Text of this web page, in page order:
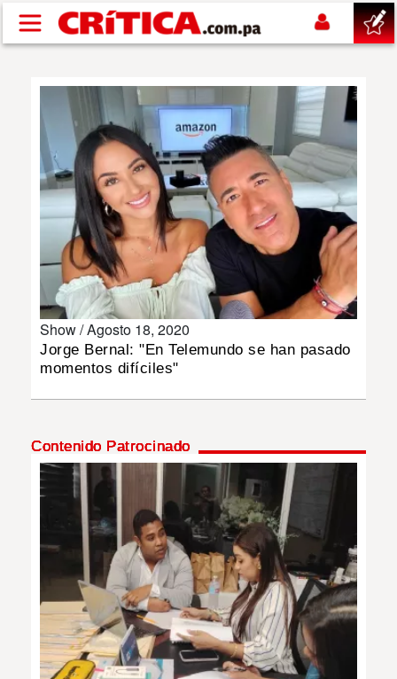
Pasar al contenido principal
NACIONAL
SHOW
DEPORTES
MULTIMEDIA
Show /Agosto 18, 2020
Jorge Bernal: "En Telemundo se han pasado
momentos difíciles"
Contenido Patrocinado